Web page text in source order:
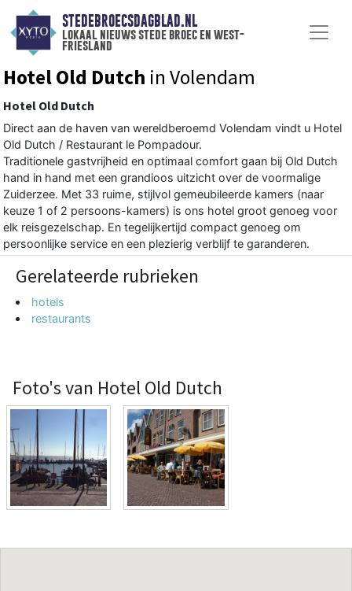
STEDEBROECSDAGBLAD.NL
lokaal nieuws stede broec en west-
friesland
Hotel Old Dutch in Volendam
Hotel Old Dutch
Direct aan de haven van wereldberoemd Volendam vindt u Hotel
Old Dutch / Restaurant le Pompadour.
Traditionele gastvrijheid en optimaal comfort gaan bij Old Dutch
hand in hand met een grandioos uitzicht over de voormalige
Zuiderzee. Met 33 ruime, stijlvol gemeubileerde kamers (naar
keuze 1 of 2 persoons-kamers) is ons hotel groot genoeg voor
elk reisgezelschap. En tegelijkertijd compact genoeg om
persoonlijke service en een plezierig verblijf te garanderen.
Gerelateerde rubrieken
hotels
restaurants
Foto's van Hotel Old Dutch